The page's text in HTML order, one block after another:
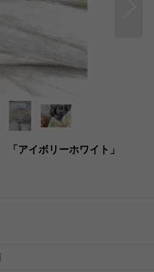
アイボリーホワイト」